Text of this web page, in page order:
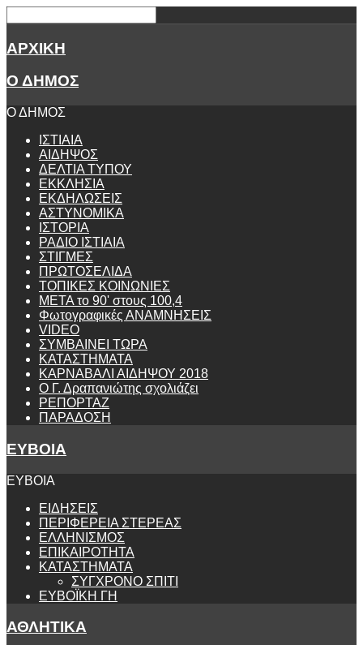
ΑΡΧΙΚΗ
Ο ΔΗΜΟΣ
Ο ΔΗΜΟΣ
ΙΣΤΙΑΙΑ
ΑΙΔΗΨΟΣ
ΔΕΛΤΙΑ ΤΥΠΟΥ
ΕΚΚΛΗΣΙΑ
ΕΚΔΗΛΩΣΕΙΣ
ΑΣΤΥΝΟΜΙΚΑ
ΙΣΤΟΡΙΑ
ΡΑΔΙΟ ΙΣΤΙΑΙΑ
ΣΤΙΓΜΕΣ
ΠΡΩΤΟΣΕΛΙΔΑ
ΤΟΠΙΚΕΣ ΚΟΙΝΩΝΙΕΣ
ΜΕΤΑ το 90' στους 100,4
Φωτογραφικές ΑΝΑΜΝΗΣΕΙΣ
VIDEO
ΣΥΜΒΑΙΝΕΙ ΤΩΡΑ
ΚΑΤΑΣΤΗΜΑΤΑ
ΚΑΡΝΑΒΑΛΙ ΑΙΔΗΨΟΥ 2018
Ο Γ. Δραπανιώτης σχολιάζει
ΡΕΠΟΡΤΑΖ
ΠΑΡΑΔΟΣΗ
ΕΥΒΟΙΑ
ΕΥΒΟΙΑ
ΕΙΔΗΣΕΙΣ
ΠΕΡΙΦΕΡΕΙΑ ΣΤΕΡΕΑΣ
ΕΛΛΗΝΙΣΜΟΣ
ΕΠΙΚΑΙΡΟΤΗΤΑ
ΚΑΤΑΣΤΗΜΑΤΑ
ΣΥΓΧΡΟΝΟ ΣΠΙΤΙ
ΕΥΒΟΪΚΗ ΓΗ
ΑΘΛΗΤΙΚΑ